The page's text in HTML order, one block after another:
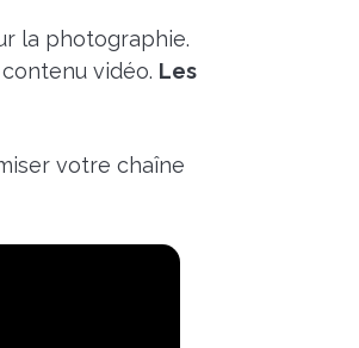
la photographie.
vidéo. Les
votre chaîne